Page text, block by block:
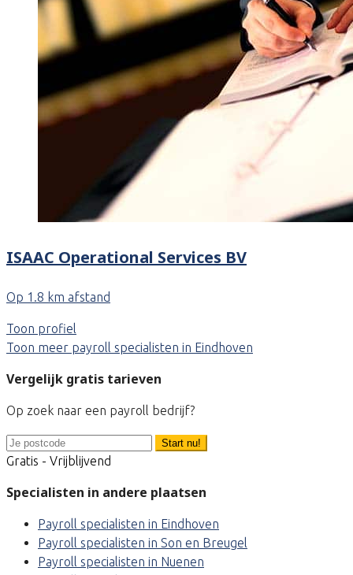
ISAAC Operational Services BV
Op 1.8 km afstand
Toon profiel
Toon meer payroll specialisten in Eindhoven
Vergelijk gratis tarieven
Op zoek naar een payroll bedrijf?
Start nu!
Gratis - Vrijblijvend
Specialisten in andere plaatsen
Payroll specialisten in Eindhoven
Payroll specialisten in Son en Breugel
Payroll specialisten in Nuenen